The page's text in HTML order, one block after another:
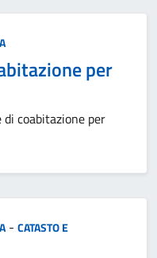
per
coabitazione per
- CATASTO E